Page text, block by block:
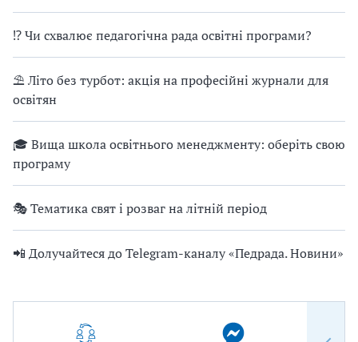
⁉ Чи схвалює педагогічна рада освітні програми?
⛱ Літо без турбот: акція на професійні журнали для
освітян
🎓 Вища школа освітнього менеджменту: оберіть свою
програму
🎭 Тематика свят і розваг на літній період
📲 Долучайтеся до Telegram-каналу «Педрада. Новини»